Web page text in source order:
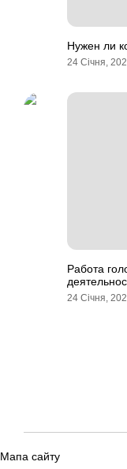
Нужен ли
24 Січня,
Работа
24 Січня,
Мапа сайту